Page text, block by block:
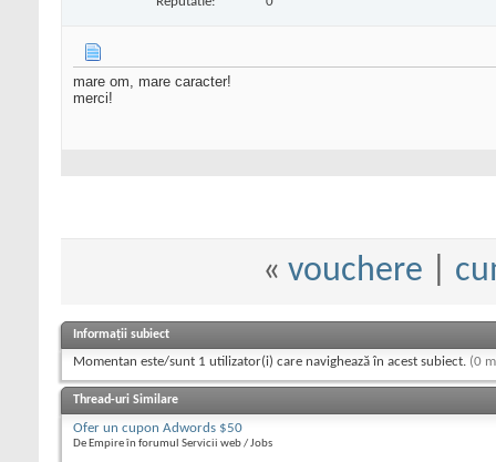
mare om, mare caracter!
merci!
« vouchere
Informații subiect
Momentan este/sunt 1 utilizator(i) care navighează în acest subiect. (0
Thread-uri Similare
Ofer un cupon Adwords $50
De Empire în forumul Servicii web / Jobs